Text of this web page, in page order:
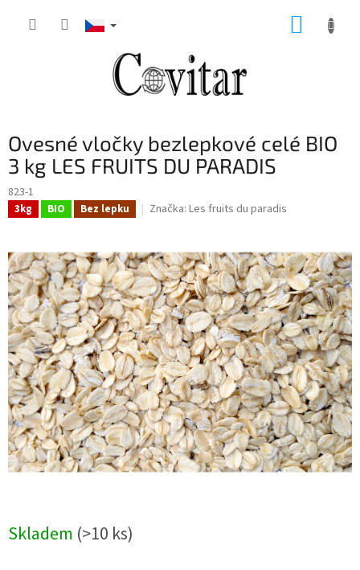
Ovesné vločky bezlepkové celé BIO
3 kg LES FRUITS DU PARADIS
823-1
3kg BIO Bez lepku Značka: Les fruits du paradis
Skladem (>10 ks)